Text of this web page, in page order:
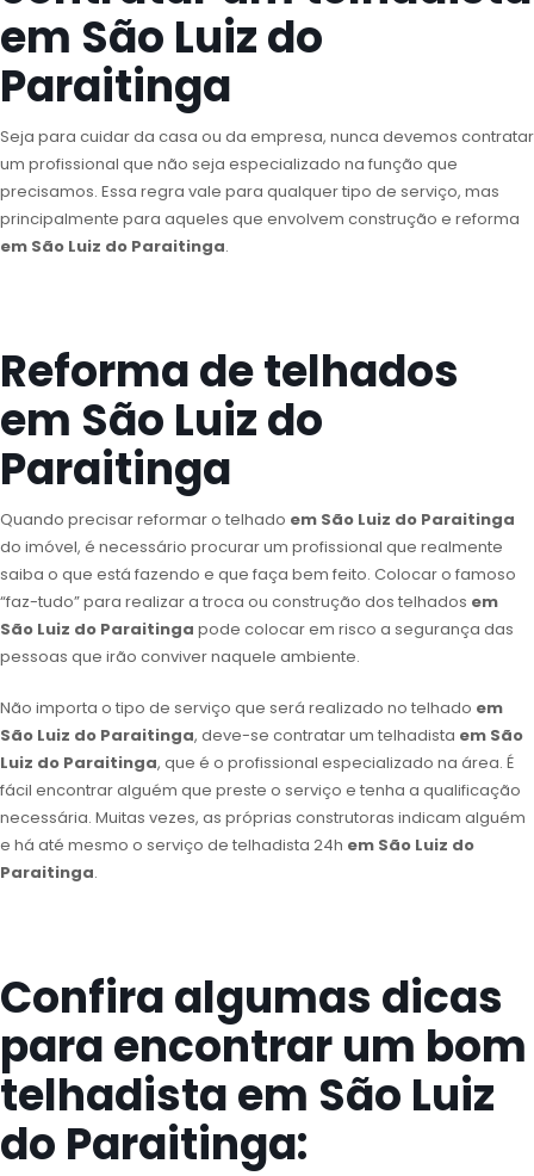
em São Luiz do
Paraitinga
Seja para cuidar da casa ou da empresa, nunca devemos contratar
um profissional que não seja especializado na função que
precisamos. Essa regra vale para qualquer tipo de serviço, mas
principalmente para aqueles que envolvem construção e reforma
em São Luiz do Paraitinga.
Reforma de telhados
em São Luiz do
Paraitinga
Quando precisar reformar o telhado em São Luiz do Paraitinga
do imóvel, é necessário procurar um profissional que realmente
saiba o que está fazendo e que faça bem feito. Colocar o famoso
“faz-tudo” para realizar a troca ou construção dos telhados em
São Luiz do Paraitinga pode colocar em risco a segurança das
pessoas que irão conviver naquele ambiente.
Não importa o tipo de serviço que será realizado no telhado em
São Luiz do Paraitinga, deve-se contratar um telhadista em São
Luiz do Paraitinga, que é o profissional especializado na área. É
fácil encontrar alguém que preste o serviço e tenha a qualificação
necessária. Muitas vezes, as próprias construtoras indicam alguém
e há até mesmo o serviço de telhadista 24h em São Luiz do
Paraitinga.
Confira algumas dicas
para encontrar um bom
telhadista em São Luiz
do Paraitinga: